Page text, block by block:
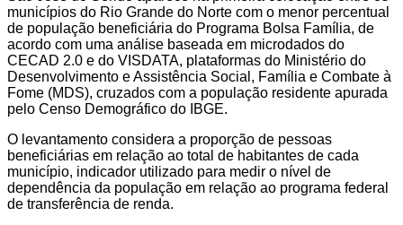
municípios do Rio Grande do Norte com o menor percentual
de população beneficiária do Programa Bolsa Família, de
acordo com uma análise baseada em microdados do
CECAD 2.0 e do VISDATA, plataformas do Ministério do
Desenvolvimento e Assistência Social, Família e Combate à
Fome (MDS), cruzados com a população residente apurada
pelo Censo Demográfico do IBGE.
O levantamento considera a proporção de pessoas
beneficiárias em relação ao total de habitantes de cada
município, indicador utilizado para medir o nível de
dependência da população em relação ao programa federal
de transferência de renda.